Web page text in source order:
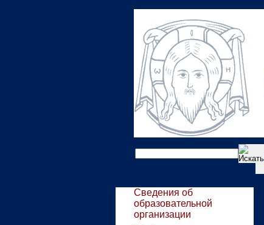
Сведения об
образовательной
организации